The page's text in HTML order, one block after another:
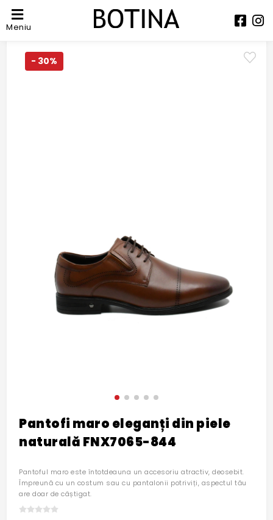
Meniu
- 30%
Pantofi maro eleganți din piele
naturală FNX7065-844
Pantoful maro este întotdeauna un accesoriu atractiv, deosebit.
Împreună cu un costum sau cu pantalonii potriviți, aspectul tău
are doar de câștigat.